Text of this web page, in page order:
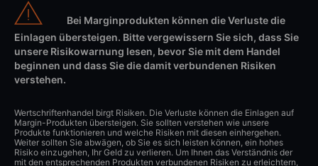
Bei Marginprodukten können die Verluste die
Einlagen übersteigen. Bitte vergewissern Sie sich, dass Sie
unsere Risikowarnung lesen, bevor Sie mit dem Handel
beginnen und dass Sie die damit verbundenen Risiken
verstehen.
Wertschriftenhandel birgt Risiken. Die Verluste können die Einlagen auf
Margin-Produkten übersteigen. Sie sollten verstehen wie unsere
Produkte funktionieren und welche Risiken mit diesen einhergehen.
Weiter sollten Sie abwägen, ob Sie es sich leisten können, ein hohes
Risiko einzugehen, Ihr Geld zu verlieren. Um Ihnen das Verständnis der
mit den entsprechenden Produkten verbundenen Risiken zu erleichtern,